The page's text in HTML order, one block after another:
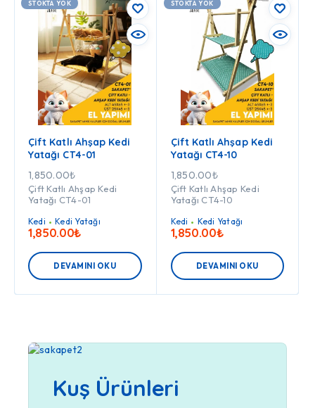
STOKTA YOK
Çift Katlı Ahşap Kedi
Yatağı CT4-01
1,850.00₺
Çift Katlı Ahşap Kedi
Yatağı CT4-01
Kedi Kedi Yatağı
1,850.00₺
DEVAMINI OKU
STOKTA YOK
Çift Katlı Ahşap Kedi
Yatağı CT4-10
1,850.00₺
Çift Katlı Ahşap Kedi
Yatağı CT4-10
Kedi Kedi Yatağı
1,850.00₺
DEVAMINI OKU
Kuş Ürünleri